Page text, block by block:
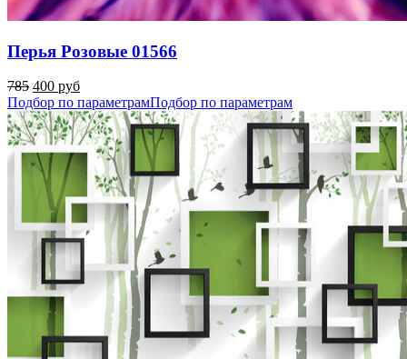
Перья Розовые 01566
785 400 руб
Подбор по параметрамПодбор по параметрам